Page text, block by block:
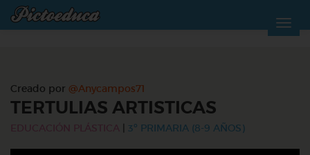
Creado por @Anycampos71
TERTULIAS ARTISTICAS
EDUCACIÓN PLÁSTICA 3º PRIMARIA (8-9 AÑOS)